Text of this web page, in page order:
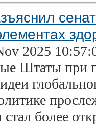
2025
Штаты при
более